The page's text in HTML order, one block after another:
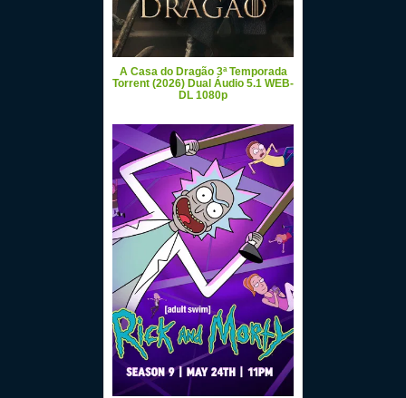
A Casa do Dragão 3ª Temporada
Torrent (2026) Dual Áudio 5.1 WEB-
DL 1080p